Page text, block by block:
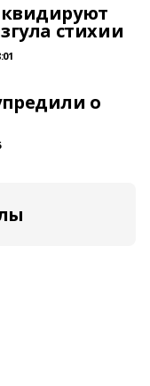
стихии
о